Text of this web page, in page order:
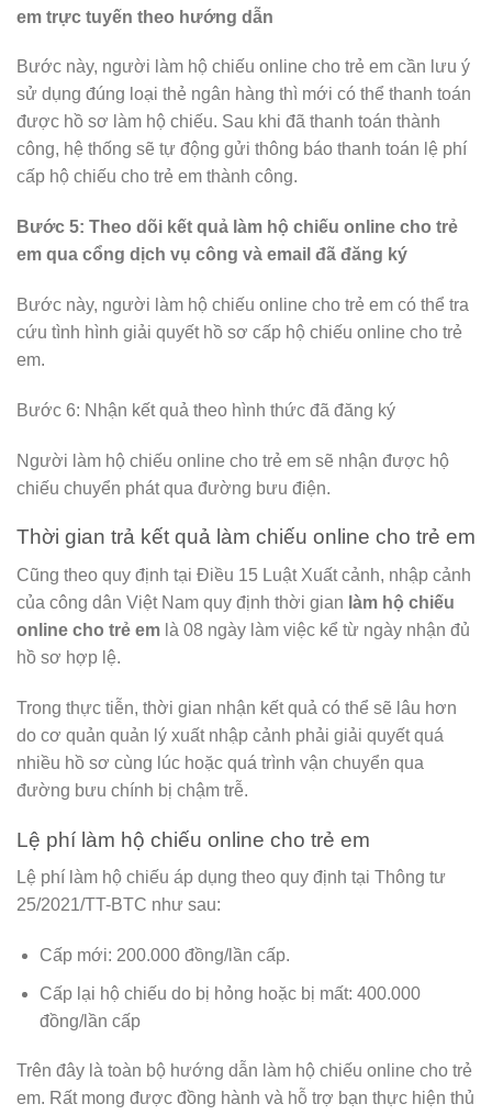
em trực tuyến theo hướng dẫn
Bước này, người làm hộ chiếu online cho trẻ em cần lưu ý
sử dụng đúng loại thẻ ngân hàng thì mới có thể thanh toán
được hồ sơ làm hộ chiếu. Sau khi đã thanh toán thành
công, hệ thống sẽ tự động gửi thông báo thanh toán lệ phí
cấp hộ chiếu cho trẻ em thành công.
Bước 5: Theo dõi kết quả làm hộ chiếu online cho trẻ
em qua cổng dịch vụ công và email đã đăng ký
Bước này, người làm hộ chiếu online cho trẻ em có thể tra
cứu tình hình giải quyết hồ sơ cấp hộ chiếu online cho trẻ
em.
Bước 6: Nhận kết quả theo hình thức đã đăng ký
Người làm hộ chiếu online cho trẻ em sẽ nhận được hộ
chiếu chuyển phát qua đường bưu điện.
Thời gian trả kết quả làm chiếu online cho trẻ em
Cũng theo quy định tại Điều 15 Luật Xuất cảnh, nhập cảnh
của công dân Việt Nam quy định thời gian làm hộ chiếu
online cho trẻ em là 08 ngày làm việc kể từ ngày nhận đủ
hồ sơ hợp lệ.
Trong thực tiễn, thời gian nhận kết quả có thể sẽ lâu hơn
do cơ quản quản lý xuất nhập cảnh phải giải quyết quá
nhiều hồ sơ cùng lúc hoặc quá trình vận chuyển qua
đường bưu chính bị chậm trễ.
Lệ phí làm hộ chiếu online cho trẻ em
Lệ phí làm hộ chiếu áp dụng theo quy định tại Thông tư
25/2021/TT-BTC như sau:
Cấp mới: 200.000 đồng/lần cấp.
Cấp lại hộ chiếu do bị hỏng hoặc bị mất: 400.000
đồng/lần cấp
Trên đây là toàn bộ hướng dẫn làm hộ chiếu online cho trẻ
em. Rất mong được đồng hành và hỗ trợ bạn thực hiện thủ